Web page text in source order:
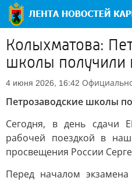
Колыхматова:
школы получили
4 июня 2026, 16:42
Петрозаводские школы
Сегодня, в день сдачи
рабочей поездкой в
просвещения России
Перед началом